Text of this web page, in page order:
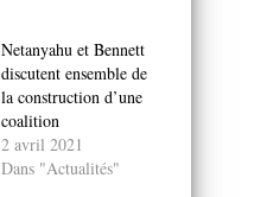
Netanyahu et Bennett
discutent ensemble de
la construction d’une
coalition
2 avril 2021
Dans "Actualités"